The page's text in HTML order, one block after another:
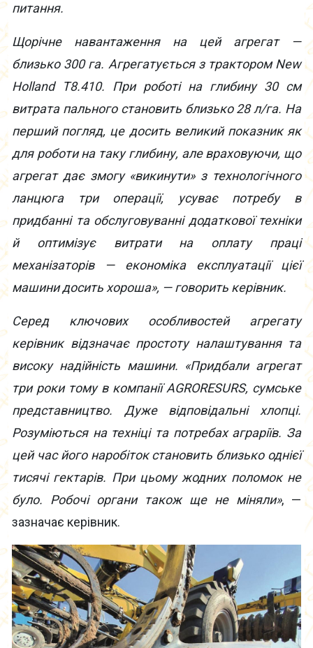
питання.
Щорічне навантаження на цей агрегат —
близько 300 га. Агрегатується з трактором New
Holland T8.410. При роботі на глибину 30 см
витрата пального становить близько 28 л/га. На
перший погляд, це досить великий показник як
для роботи на таку глибину, але враховуючи, що
агрегат дає змогу «викинути» з технологічного
ланцюга три операції, усуває потребу в
придбанні та обслуговуванні додаткової техніки
й оптимізує витрати на оплату праці
механізаторів — економіка експлуатації цієї
машини досить хороша», — говорить керівник.
Серед ключових особливостей агрегату
керівник відзначає простоту налаштування та
високу надійність машини. «Придбали агрегат
три роки тому в компанії AGRORESURS, сумське
представництво. Дуже відповідальні хлопці.
Розуміються на техніці та потребах аграріїв. За
цей час його наробіток становить близько однієї
тисячі гектарів. При цьому жодних поломок не
було. Робочі органи також ще не міняли», —
зазначає керівник.